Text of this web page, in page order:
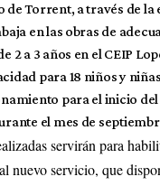
de Torrent, a través de la
en las obras de
2 a 3 años en el CEIP
para 18 niños y
para el inicio
el mes de
servirán para
nuevo servicio, que